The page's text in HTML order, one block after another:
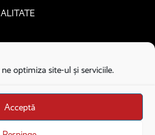
optimiza site-ul și serviciile.
Acceptă
Recorder Community, sub licența SC